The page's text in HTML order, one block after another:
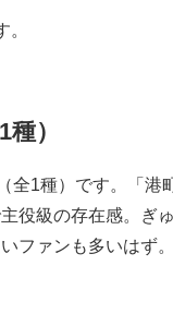
）
全1種）です。「港
役級の存在感。ぎ
ファンも多いはず